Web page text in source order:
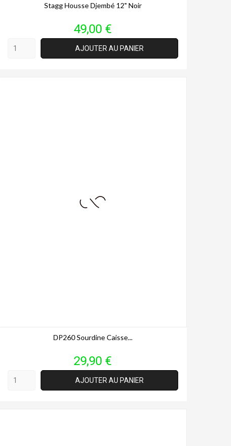
Stagg Housse Djembé 12" Noir
Prix
49,00 €
AJOUTER AU PANIER
DP260 Sourdine Caisse...
Prix
29,90 €
AJOUTER AU PANIER